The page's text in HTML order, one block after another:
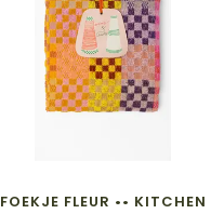
FOEKJE FLEUR •• KITCHEN